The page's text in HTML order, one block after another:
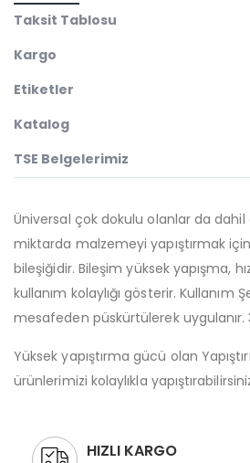
Taksit Tablosu
Kargo
Etiketler
Katalog
TSE Belgelerimiz
Üniversal çok dokulu olanlar da
miktarda malzemeyi yapıştırmak
bileşiğidir. Bileşim yüksek yapışma,
kullanım kolaylığı gösterir. Kullanım
mesafeden püskürtülerek uygulanır.
Yüksek yapıştırma gücü olan
ürünlerimizi kolaylıkla
HIZLI KARGO